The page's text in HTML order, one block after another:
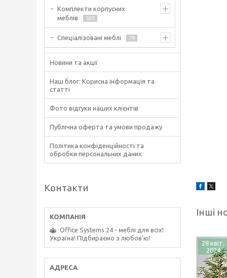
Інші
28 квіт.
2024
Комплекти корпусних
меблів
505
Спеціалізовані меблі 79
Новини та акції
Наш блог: Корисна інформація та
статті
Фото відгуки наших клієнтів
Публічна оферта та умови продажу
Політика конфіденційності та
обробки персональних даних
Контакти
Office Systems 24 - меблі для всіх!
Україна! Підбираємо з любов'ю!